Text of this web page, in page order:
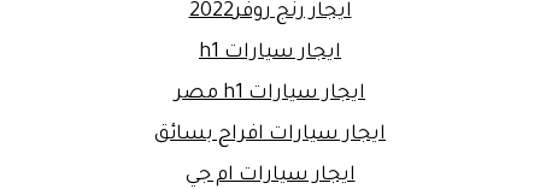
ايجار رنج روفر2022
ايجار سيارات h1
ايجار سيارات h1 مصر
ايجار سيارات افراح بسائق
ايجار سيارات ام جي